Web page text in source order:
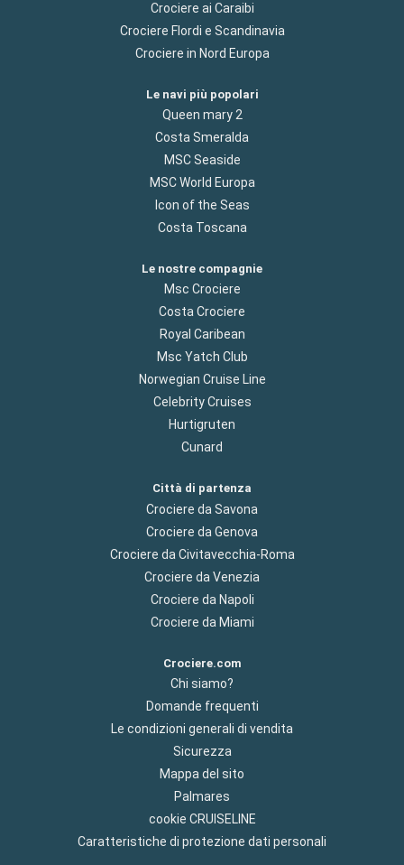
Crociere ai Caraibi
Crociere Flordi e Scandinavia
Crociere in Nord Europa
Le navi più popolari
Queen mary 2
Costa Smeralda
MSC Seaside
MSC World Europa
Icon of the Seas
Costa Toscana
Le nostre compagnie
Msc Crociere
Costa Crociere
Royal Caribean
Msc Yatch Club
Norwegian Cruise Line
Celebrity Cruises
Hurtigruten
Cunard
Città di partenza
Crociere da Savona
Crociere da Genova
Crociere da Civitavecchia-Roma
Crociere da Venezia
Crociere da Napoli
Crociere da Miami
Crociere.com
Chi siamo?
Domande frequenti
Le condizioni generali di vendita
Sicurezza
Mappa del sito
Palmares
cookie CRUISELINE
Caratteristiche di protezione dati personali